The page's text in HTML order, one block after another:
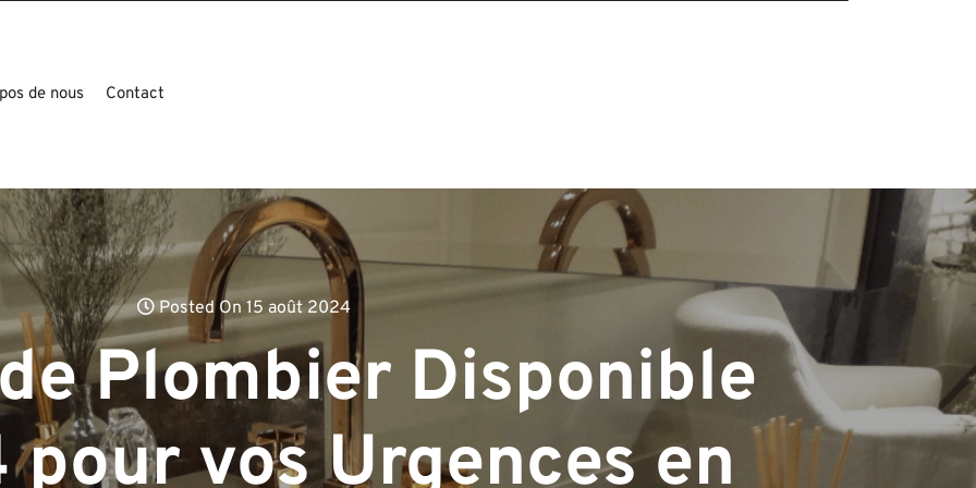
de nous Contact
Posted On 15 août 2024
Plombier Disponible
vos Urgences en